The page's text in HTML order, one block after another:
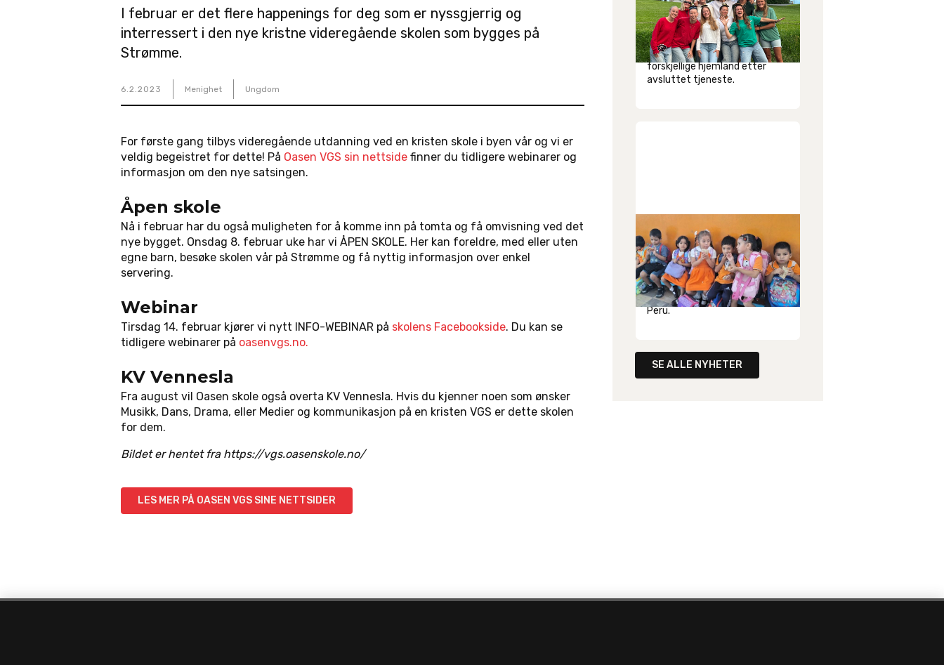
I februar er det flere happenings for deg som er nyssgjerrig og
interressert i den nye kristne videregående skolen som bygges på
Strømme.
6.2 .2023 Menighet Ungdom
For første gang tilbys videregående utdanning ved en kristen skole i byen vår og vi er
veldig begeistret for dette! På Oasen VGS sin nettside finner du tidligere webinarer og
informasjon om den nye satsingen.
Åpen skole
Nå i februar har du også muligheten for å komme inn på tomta og få omvisning ved det
nye bygget. Onsdag 8. februar uke har vi ÅPEN SKOLE. Her kan foreldre, med eller uten
egne barn, besøke skolen vår på Strømme og få nyttig informasjon over enkel
servering.
Webinar
Tirsdag 14. februar kjører vi nytt INFO-WEBINAR på skolens Facebookside. Du kan se
tidligere webinarer på oasenvgs.no.
KV Vennesla
Fra august vil Oasen skole også overta KV Vennesla. Hvis du kjenner noen som ønsker
Musikk, Dans, Drama, eller Medier og kommunikasjon på en kristen VGS er dette skolen
for dem.
Bildet er hentet fra https://vgs.oasenskole.no/
LES MER PÅ OASEN VGS SINE NETTSIDER
Tilbake i Norge igjen
Emilie Daland (22) og teamet
hun har ledet i Mexico er nå
tilbake i Norge eller sine
forskjellige hjemland etter
avsluttet tjeneste.
24. 6.2026
Nytt fra Peru
Liv Haug har sendt et nytt
brev, både fra henne selv - og
med nytt fra misjonsmarken i
Peru.
SE ALLE NYHETER